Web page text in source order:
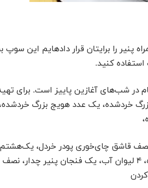
پنیر را برایتان قرار دادهایم این
کنید.
سبوس‌دار، نصف قاشق چای‌خوری پودر خردل،
فلفل، ۲ عدد عصاره سبزیجات، ۲۵۰ گرم پروکلی ریزشده، ۴ لیوان آب، یک فنجان